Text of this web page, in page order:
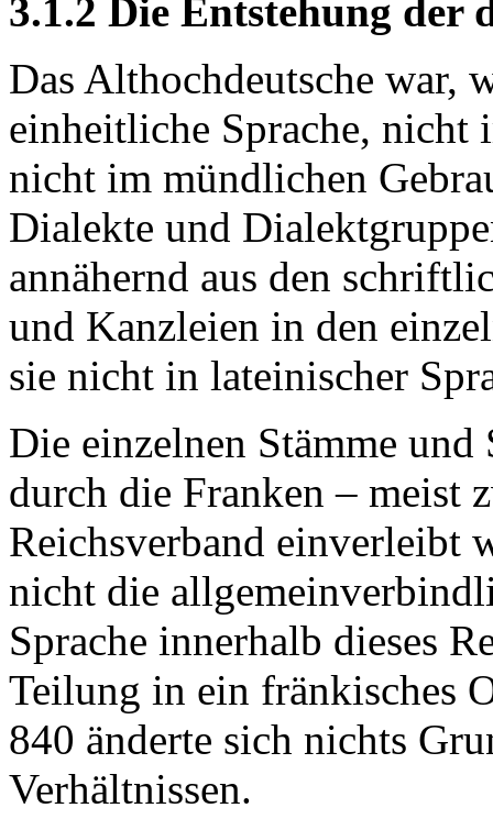
3.1.2 Die Entstehung der
Das Althochdeutsche war,
einheitliche Sprache, nicht
nicht im mündlichen
Dialekte und
annähernd aus den
und Kanzleien in den
sie nicht in lateinischer
Die einzelnen Stämme und
durch die Franken – meist
Reichsverband einverleibt
nicht die
Sprache innerhalb dieses
Teilung in ein fränkisches
840 änderte sich nichts
Verhältnissen.